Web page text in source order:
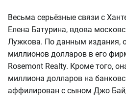
Весьма серьёзные связи с
Елена Батурина, вдова
Лужкова. По данным издания,
миллионов долларов в его
Rosemont Realty. Кроме того,
миллиона долларов на
аффилирован с сыном Джо